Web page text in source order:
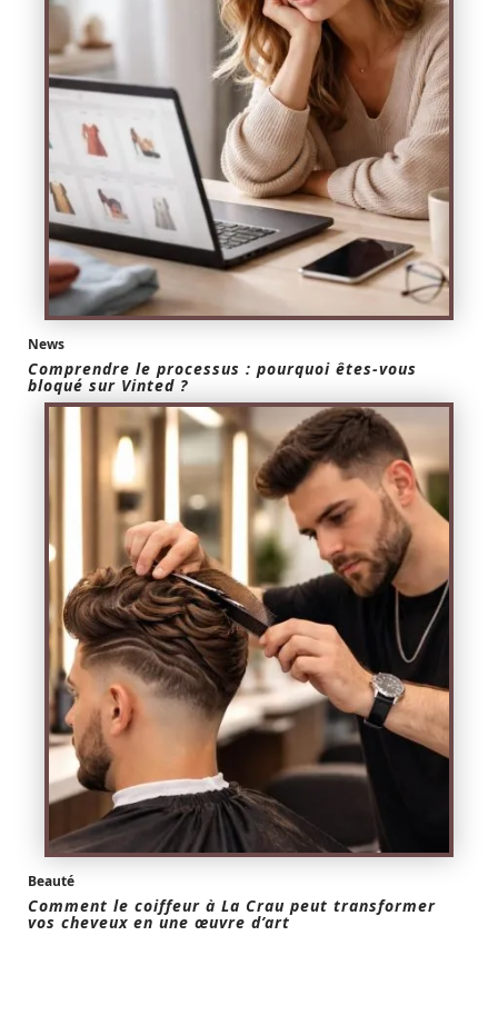
News
Comprendre le processus : pourquoi êtes-vous
bloqué sur Vinted ?
Beauté
Comment le coiffeur à La Crau peut transformer
vos cheveux en une œuvre d’art